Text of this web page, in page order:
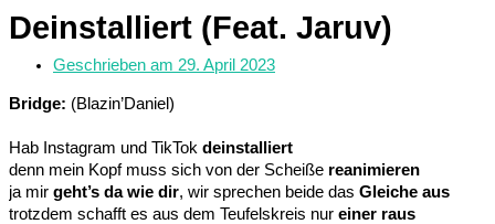
Deinstalliert (Feat. Jaruv)
Geschrieben am 29. April 2023
Bridge: (Blazin’Daniel)
Hab Instagram und TikTok deinstalliert
denn mein Kopf muss sich von der Scheiße reanimieren
ja mir geht’s da wie dir, wir sprechen beide das Gleiche aus
trotzdem schafft es aus dem Teufelskreis nur einer raus